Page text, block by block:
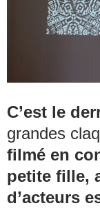
C’est le
grandes
filmé en
petite fille,
d’acteurs